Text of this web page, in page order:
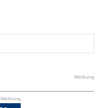
the
Werbung
Werbung